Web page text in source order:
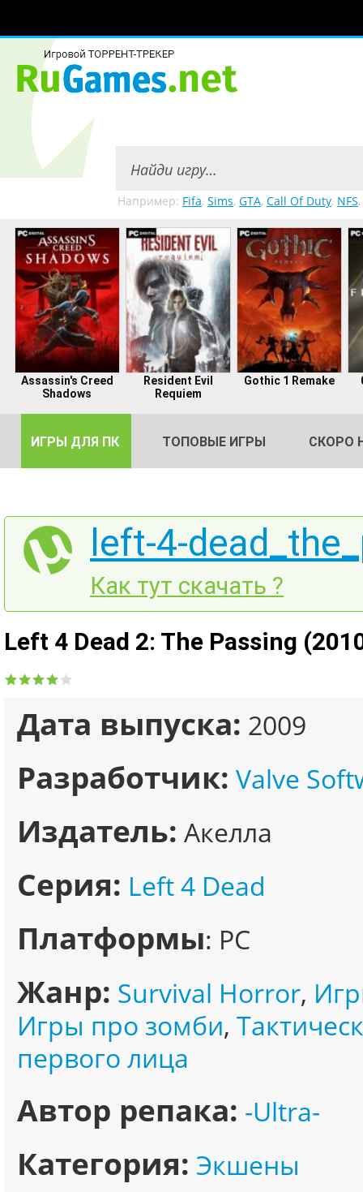
Например: Fifa, Sims, GTA, Call Of Duty, NFS,
Assassin's Creed
Shadows
Resident Evil
Requiem
Gothic 1 Remake
ИГРЫ ДЛЯ ПК ТОПОВЫЕ ИГРЫ СКОРО
left-4-
Как тут скачать ?
Left 4 Dead 2: The Passing
Дата выпуска: 2009
Разработчик: Valve
Издатель: Акелла
Серия: Left 4 Dead
Платформы: PC
Жанр: Survival Horror,
Игры про зомби,
первого лица
Автор репака: -Ultra-
Категория: Экшены